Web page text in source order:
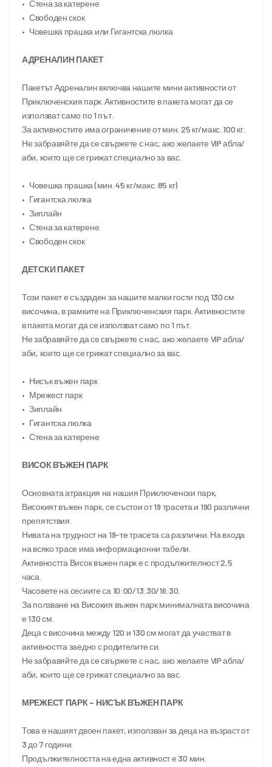
•	Стена за катерене
•	Свободен скок
•	Човешка прашка или Гигантска люлка
АДРЕНАЛИН ПАКЕТ
Пакетът Адреналин включва нашите мини активности от
Приключенския парк. Активностите в пакета могат да се
използват само по 1 път.
За активностите има ограничение от мин. 25 кг/макс. 100 кг.
Не забравяйте да се свържете с нас, ако желаете VIP абла/
аби, които ще се грижат специално за вас.
•	Човешка прашка (мин. 45 кг/макс. 85 кг)
•	Гигантска люлка
•	Зиплайн
•	Стена за катерене
•	Свободен скок
ДЕТСКИ ПАКЕТ
Този пакет е създаден за нашите малки гости под 130 см
височина, в рамките на Приключенския парк. Активностите
в пакета могат да се използват само по 1 път.
Не забравяйте да се свържете с нас, ако желаете VIP абла/
аби, които ще се грижат специално за вас.
•	Нисък въжен парк
•	Мрежест парк
•	Зиплайн
•	Гигантска люлка
•	Стена за катерене
ВИСОК ВЪЖЕН ПАРК
Основната атракция на нашия Приключенски парк,
Високият въжен парк, се състои от 19 трасета и 190 различни
препятствия.
Нивата на трудност на 19-те трасета са различни. На входа
на всяко трасе има информационни табели.
Активността Висок въжен парк е с продължителност 2,5
часа.
Часовете на сесиите са 10:00/13:30/16:30.
За ползване на Високия въжен парк минималната височина
е 130 см.
Деца с височина между 120 и 130 см могат да участват в
активността заедно с родителите си.
Не забравяйте да се свържете с нас, ако желаете VIP абла/
аби, които ще се грижат специално за вас.
МРЕЖЕСТ ПАРК – НИСЪК ВЪЖЕН ПАРК
Това е нашият двоен пакет, използван за деца на възраст от
3 до 7 години.
Продължителността на една активност е 30 мин.